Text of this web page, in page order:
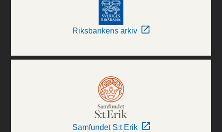
Riksbankens arkiv
Samfundet S:t Erik